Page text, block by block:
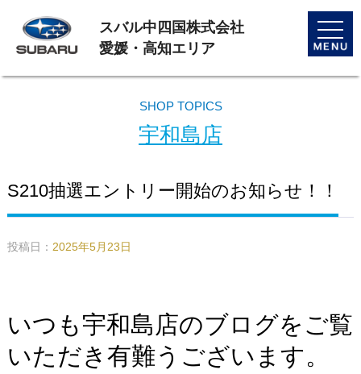
toggle
スバル中四国株式会社
愛媛・高知エリア
SHOP TOPICS
宇和島店
S210抽選エントリー開始のお知らせ！！
投稿日： 2025年5月23日
いつも宇和島店のブログをご覧
いただき有難うございます。